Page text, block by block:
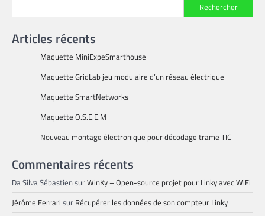
Rechercher
Articles récents
Maquette MiniExpeSmarthouse
Maquette GridLab jeu modulaire d’un réseau électrique
Maquette SmartNetworks
Maquette O.S.E.E.M
Nouveau montage électronique pour décodage trame TIC
Commentaires récents
Da Silva Sébastien surWinKy – Open-source projet pour Linky avec WiFi
Jérôme Ferrari sur Récupérer les données de son compteur Linky